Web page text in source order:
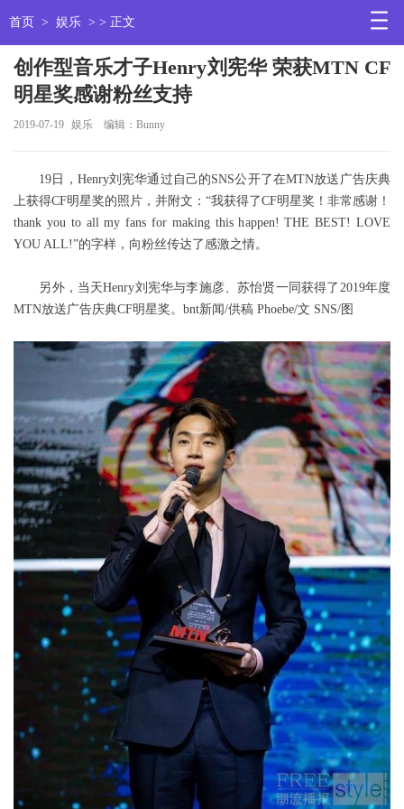
首页 > 娱乐 > > 正文
创作型音乐才子Henry刘宪华 荣获MTN CF
明星奖感谢粉丝支持
2019-07-19 娱乐 编辑：Bunny
19日，Henry刘宪华通过自己的SNS公开了在MTN放送广告庆典
上获得CF明星奖的照片，并附文：“我获得了CF明星奖！非常感谢！
thank you to all my fans for making this happen! THE BEST! LOVE
YOU ALL!”的字样，向粉丝传达了感激之情。
另外，当天Henry刘宪华与李施彦、苏怡贤一同获得了2019年度
MTN放送广告庆典CF明星奖。bnt新闻/供稿 Phoebe/文 SNS/图